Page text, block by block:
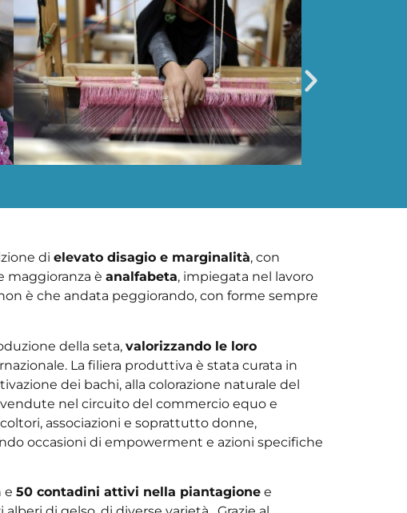
di elevato disagio e marginalità, con
maggioranza è analfabeta, impiegata nel lavoro
è che andata peggiorando, con forme sempre
della seta, valorizzando le loro
La filiera produttiva è stata curata in
dei bachi, alla colorazione naturale del
nel circuito del commercio equo e
associazioni e soprattutto donne,
occasioni di empowerment e azioni specifiche
e 50 contadini attivi nella piantagione e